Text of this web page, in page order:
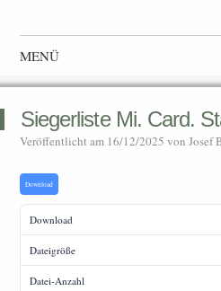
Landesverband 028 im
Bund
MENÜ
Zum Inhalt springen
Siegerliste Mi. Card.
Veröffentlicht am 16/12/2025 von Josef
Download
Download
Dateigröße
Datei-Anzahl